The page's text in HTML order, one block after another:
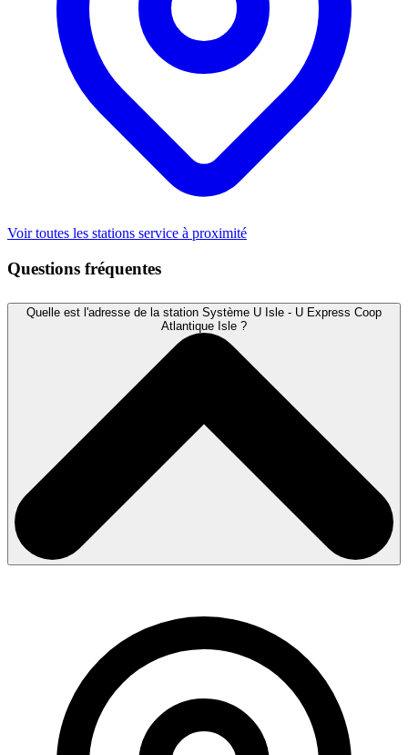
Voir toutes les stations service à proximité
Questions fréquentes
Quelle est l'adresse de la station Système U Isle - U Express Coop
Atlantique Isle ?